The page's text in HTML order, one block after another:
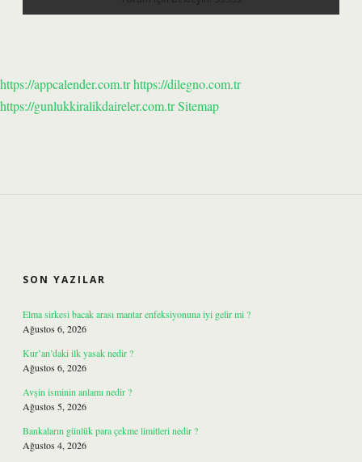
https://appcalender.com.trhttps://dilegno.com.tr
https://gunlukkiralikdaireler.com.trSitemap
SON YAZILAR
Elma sirkesi bacak arası mantar enfeksiyonuna iyi gelir mi ?
Ağustos 6, 2026
Kur’an’daki ilk yasak nedir ?
Ağustos 6, 2026
Avşin isminin anlamı nedir ?
Ağustos 5, 2026
Bankaların günlük para çekme limitleri nedir ?
Ağustos 4, 2026